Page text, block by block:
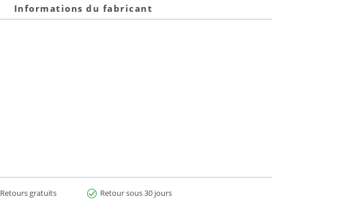
Informations du fabricant
Retours gratuits Retour sous 30 jours